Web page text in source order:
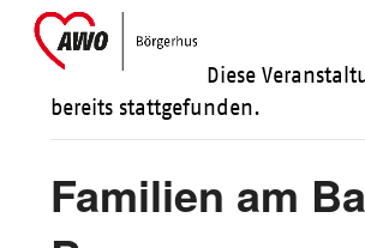
SkipOpen
mobile
Close
mobile
Diese
bereits stattgefunden.
Familien am